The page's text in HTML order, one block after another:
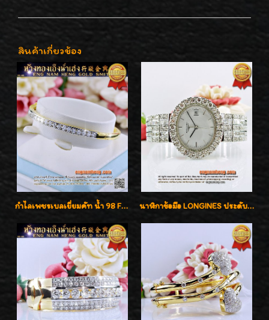
สินค้าเกี่ยวข้อง
กำไลเพชรเบลเยี่ยมคัท น้ำ 98 F-Color/VVS เพชร 22 เม็ด น้ำหนักเพชรรวม 1.97 กะรัต ตัวเรือนตัน หนาแข็งแรง เพชรสวย ขาวจั๊ว ทุกเม็ด เล่นไฟ่วิ้งสุดๆค่ะ เปิดราคาโปรโมชั่น ถูกสุดๆค่ะ นาฬิกาข้อมือ LONGINES ประดับเพชร 5.20 กะรัต ใส่เล่น ใส่ออกงานหรูหราไฮโซค่ะ